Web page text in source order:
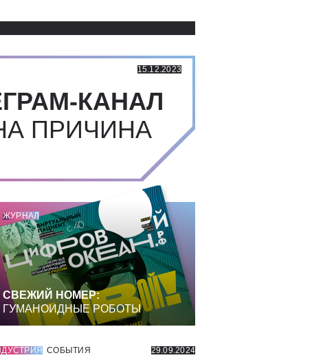
15.12.2023
КАНАЛ
ПРИЧИНА
ЖУРНАЛ
СВЕЖИЙ НОМЕР:
ГУМАНОИДНЫЕ РОБОТЫ
СОБЫТИЯ 29.09.2024